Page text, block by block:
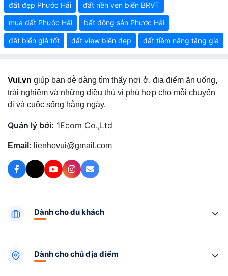
đất đẹp Phước Hải đất nền ven biển BRVT
mua đất Phước Hải bất động sản Phước Hải
đất biển giá tốt đất view biển đẹp đất tiềm năng tăng giá
Vui.vn giúp bạn dễ dàng tìm thấy nơi ở, địa điểm ăn uống,
trải nghiệm và những điều thú vị phù hợp cho mỗi chuyến
đi và cuộc sống hằng ngày.
Quản lý bởi: 1Ecom Co.,Ltd
Email: lienhevui@gmail.com
Dành cho du khách
Dành cho chủ địa điểm